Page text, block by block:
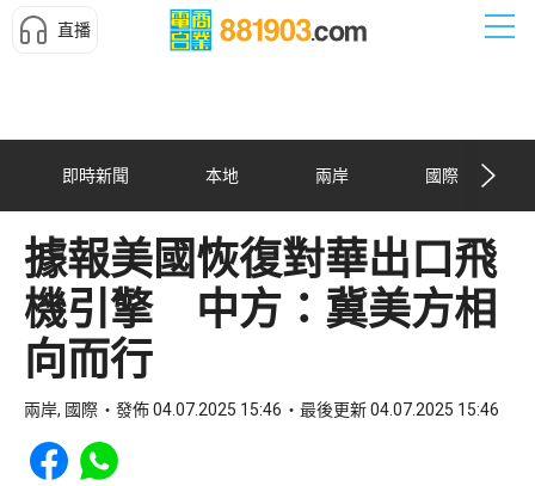
直播
即時新聞 本地 兩岸 國際
據報美國恢復對華出口飛
機引擎 中方：冀美方相
向而行
兩岸, 國際 發佈 04.07.2025 15:46 最後更新 04.07.2025 15:46
Share to Facebook
Share to WhatsApp